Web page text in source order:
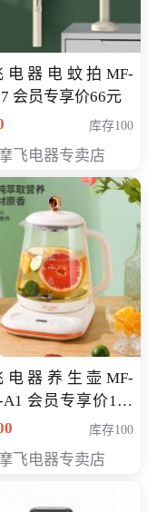
电器电蚊拍MF-
会员专享价66元
库存100
飞电器专卖店
电器养生壶MF-
价198
库存100
飞电器专卖店